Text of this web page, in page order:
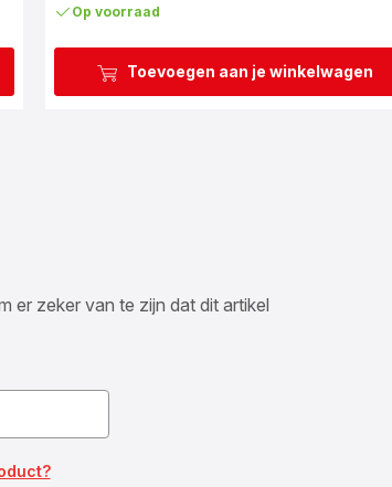
Toevoegen aan je winkelwagen
Op voorraad
er zeker van te zijn dat dit artikel